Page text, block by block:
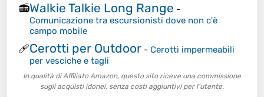
📻Walkie Talkie Long Range -
Comunicazione tra escursionisti dove non c'è
campo mobile
🩹Cerotti per Outdoor - Cerotti impermeabili
per vesciche e tagli
In qualità di Affiliato Amazon, questo sito riceve una commissione
sugli acquisti idonei, senza costi aggiuntivi per l’utente.